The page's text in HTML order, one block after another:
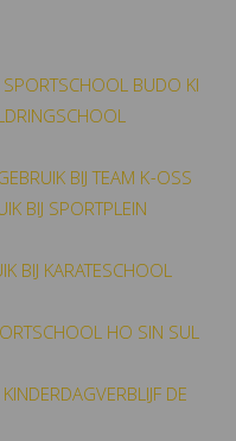
SPORTSCHOOL BUDO KI
BIJ TEAM K-OSS
BIJ SPORTPLEIN
BIJ KARATESCHOOL
HO SIN SUL
DE